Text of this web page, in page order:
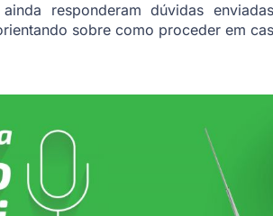
responderam dúvidas
sobre como proceder em